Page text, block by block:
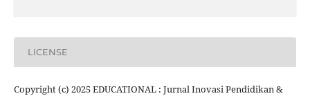
LICENSE
Copyright (c) 2025 EDUCATIONAL : Jurnal Inovasi Pendidikan &